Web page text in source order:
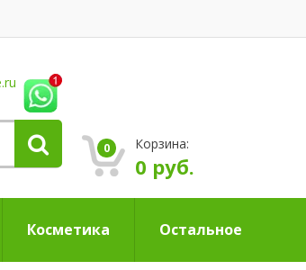
0 Корзина:
0 руб.
Косметика Остальное